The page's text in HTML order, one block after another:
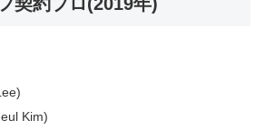
契約プロ(2019年)
Kim)